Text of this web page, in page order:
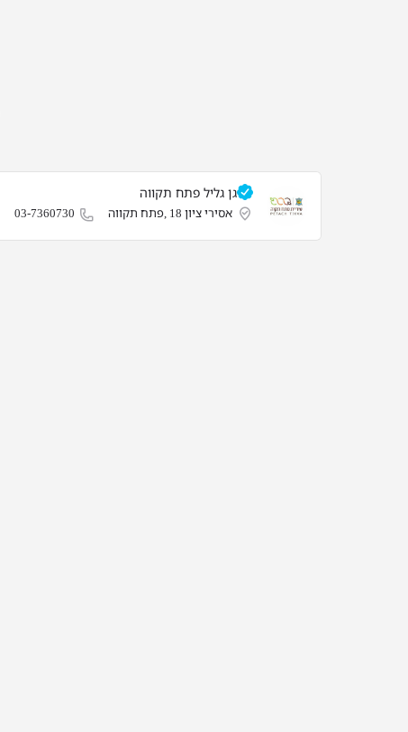
גן גליל פתח תקווה
אסירי ציון 18 ,פתח תקווה 03-7360730